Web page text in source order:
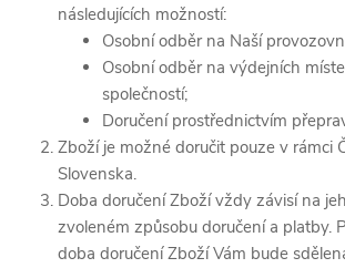
následujících možností:
Osobní odběr na Naší
Osobní odběr na výdejních
společností;
Doručení prostřednictvím
Zboží je možné doručit pouze v rámci
Slovenska.
Doba doručení Zboží vždy závisí na
zvoleném způsobu doručení a platby.
doba doručení Zboží Vám bude